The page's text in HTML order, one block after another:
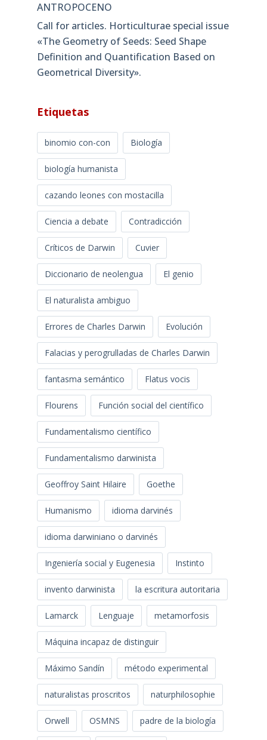
ANTROPOCENO
Call for articles. Horticulturae special issue
«The Geometry of Seeds: Seed Shape
Definition and Quantification Based on
Geometrical Diversity»​.
Etiquetas
binomio con-con Biología
biología humanista
cazando leones con mostacilla
Ciencia a debate Contradicción
Críticos de Darwin Cuvier
Diccionario de neolengua El genio
El naturalista ambiguo
Errores de Charles Darwin Evolución
Falacias y perogrulladas de Charles Darwin
fantasma semántico Flatus vocis
Flourens Función social del científico
Fundamentalismo científico
Fundamentalismo darwinista
Geoffroy Saint Hilaire Goethe
Humanismo idioma darvinés
idioma darwiniano o darvinés
Ingeniería social y Eugenesia Instinto
invento darwinista la escritura autoritaria
Lamarck Lenguaje metamorfosis
Máquina incapaz de distinguir
Máximo Sandín método experimental
naturalistas proscritos naturphilosophie
Orwell OSMNS padre de la biología